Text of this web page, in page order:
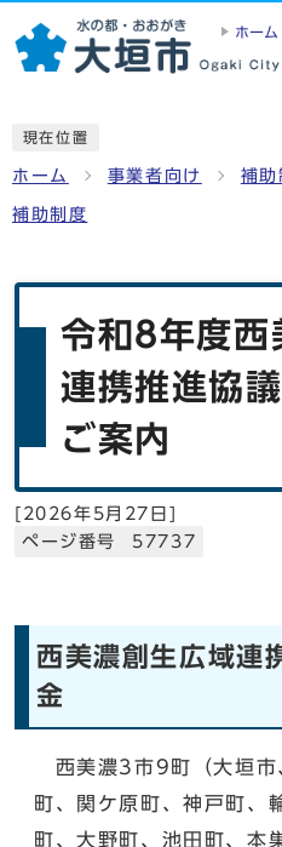
ホーム
現在位置
ホーム 事業者向け 補助
補助制度
令和8年度西
連携推進協
ご案内
[ 2026年5月27日 ]
ページ番号 57737
西美濃創生広域連
金
西美濃3市9町（大垣市
町、関ケ原町、神戸町、
町、大野町、池田町、本